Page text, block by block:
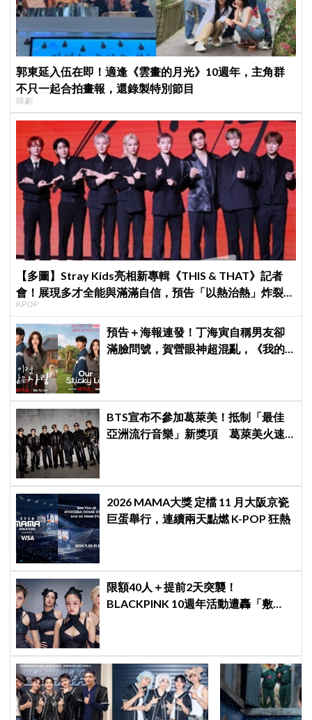
郭東延入伍在即！適逢《雲畫的月光》10週年，主角群
不只一起合拍畫報，還錄製特別節目
韓劇
【多圖】Stray Kids亮相新專輯《THIS & THAT》記者
會！展現多才全能與滿滿自信，預告「以熱治熱」炸裂夏
日音樂圈
KPOP
預告＋海報連發！丁海寅自稱男友卻
滿臉問號，賀營眼神超混亂，《我的
BTS宣布不參加葛萊美！抵制「最佳
亞洲流行音樂」新獎項 葛萊美火速
2026 MAMA大獎 定檔 11 月大阪京瓷
巨蛋舉行，連續兩天點燃 K-POP 狂熱
限額40人＋提前2天突襲！
BLACKPINK 10週年活動遭轟「敷